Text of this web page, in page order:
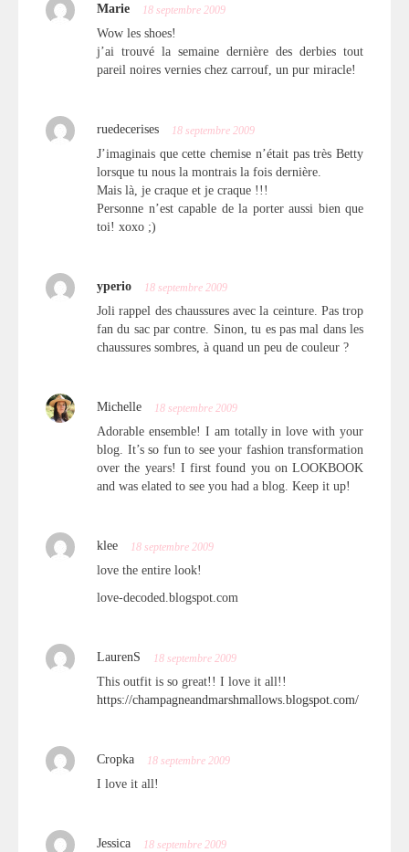
Marie 18 septembre 2009
Wow les shoes!
j’ai trouvé la semaine dernière des derbies tout
pareil noires vernies chez carrouf, un pur miracle!
ruedecerises 18 septembre 2009
J’imaginais que cette chemise n’était pas très Betty
lorsque tu nous la montrais la fois dernière.
Mais là, je craque et je craque !!!
Personne n’est capable de la porter aussi bien que
toi! xoxo ;)
yperio 18 septembre 2009
Joli rappel des chaussures avec la ceinture. Pas trop
fan du sac par contre. Sinon, tu es pas mal dans les
chaussures sombres, à quand un peu de couleur ?
Michelle 18 septembre 2009
Adorable ensemble! I am totally in love with your
blog. It’s so fun to see your fashion transformation
over the years! I first found you on LOOKBOOK
and was elated to see you had a blog. Keep it up!
klee 18 septembre 2009
love the entire look!
love-decoded.blogspot.com
LaurenS 18 septembre 2009
This outfit is so great!! I love it all!!
https://champagneandmarshmallows.blogspot.com/
Cropka 18 septembre 2009
I love it all!
Jessica 18 septembre 2009